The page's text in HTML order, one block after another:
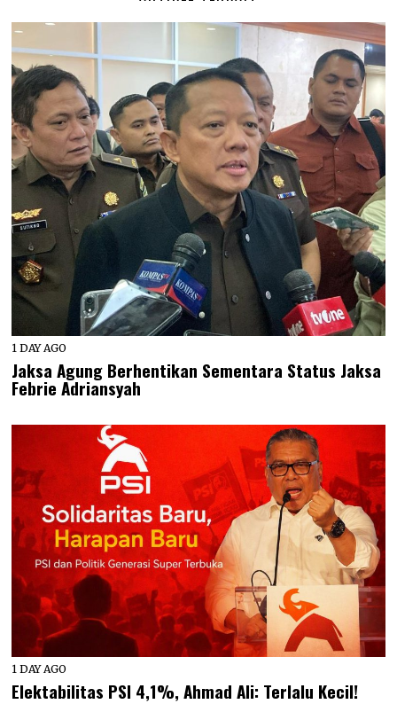
1 DAY AGO
Jaksa Agung Berhentikan Sementara Status Jaksa
Febrie Adriansyah
1 DAY AGO
Elektabilitas PSI 4,1%, Ahmad Ali: Terlalu Kecil!